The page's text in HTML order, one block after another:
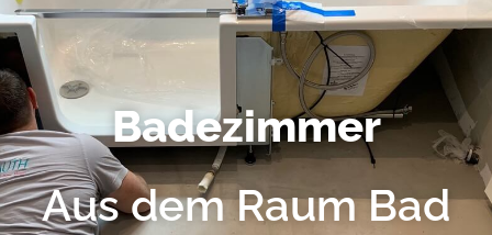
Badezimmer
Aus dem Raum Bad